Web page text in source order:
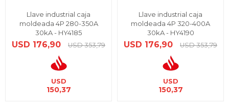
Llave industrial caja
moldeada 4P 280-350A
30kA - HY4185
USD 176,90 USD 353,79
USD
150,37
Llave industrial caja
moldeada 4P 320-400A
30kA - HY4190
USD 176,90 USD 353,79
USD
150,37